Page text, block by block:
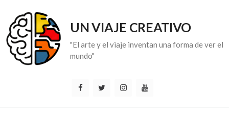
contenido
UN VIAJE CREATIVO
"El arte y el viaje inventan una forma de ver el
mundo"